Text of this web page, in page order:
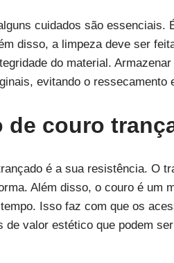
cuidados são essenciais.
disso, a limpeza deve ser
do material.
evitando o ressecamento
de couro
é a sua resistência. O
Além disso, o couro é um
Isso faz com que os
valor estético que podem